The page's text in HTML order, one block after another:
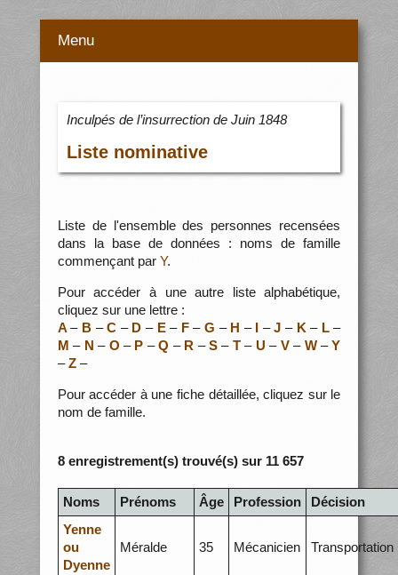
Menu
Inculpés de l’insurrection de Juin 1848
Liste nominative
Liste de l'ensemble des personnes recensées
dans la base de données : noms de famille
commençant par Y.
Pour accéder à une autre liste alphabétique,
cliquez sur une lettre :
A– B –C – D – E– F– G – H – I –J– K– L–
M– N– O – P –Q – R –S– T– U– V– W –Y
–Z –
Pour accéder à une fiche détaillée, cliquez sur le
nom de famille.
8 enregistrement(s) trouvé(s) sur 11 657
Noms Prénoms Âge Profession
Décision
Yenne
ou
Dyenne
Méralde 35 Mécanicien Transportation